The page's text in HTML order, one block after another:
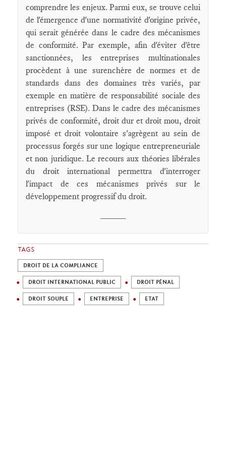
comprendre les enjeux. Parmi eux, se trouve celui
de l'émergence d'une normativité d'origine privée,
qui serait générée dans le cadre des mécanismes
de conformité. Par exemple, afin d'éviter d'être
sanctionnées, les entreprises multinationales
procèdent à une surenchère de normes et de
standards dans des domaines très variés, par
exemple en matière de responsabilité sociale des
entreprises (RSE). Dans le cadre des mécanismes
privés de conformité, droit dur et droit mou, droit
imposé et droit volontaire s'agrègent au sein de
processus forgés sur une logique entrepreneuriale
et non juridique. Le recours aux théories libérales
du droit international permettra d'interroger
l'impact de ces mécanismes privés sur le
développement progressif du droit.
TAGS
DROIT DE LA COMPLIANCE
DROIT INTERNATIONAL PUBLIC DROIT PÉNAL
DROIT SOUPLE ENTREPRISE ETAT